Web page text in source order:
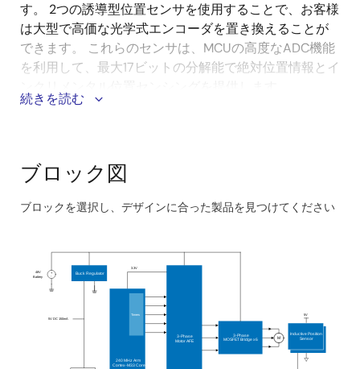
す。 2つの誘導型位置センサを使用することで、お客様
は大型で高価な光学式エンコーダを置き換えることが
できます。 これらのセンサは、MCUの高度なADC機能
を利用して、最大17ビットの分解能で絶対位置情報とイ
MCUと3フェーズドライバはどちらも7mm x 7mmの
48ピンQFNパッケージで提供され、スモールフォー
ムファクタアプリケーションに最適です。
きます。
モータセンシングモード、デッドタイム、スルーレ
ート、ゲートドライブ電圧の調整をサポートし、イ
ンバータの最適なチューニングを実現します。
電流ベクトル制御とフィルタ操作を最適化し、追加
機能のためのメインCPUコアの負荷を軽減します。
続きを読む
ブロック図
ブロックを選択し、デザインに合った製品を見つけてください
diagram
M
5V
Inductive Position
Sensor
3-Phase
MOSFET Bridge x6
3-Phase
Motor AFE
+
-
Buck Regulator
48V
Battery
5V DC 150mA
3.3V
240 MHz Arm
Cortex-M33 Core
Timers